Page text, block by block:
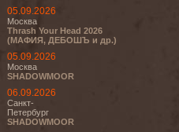
05.09.2026
Москва
Thrash Your Head 2026
(МАФИЯ, ДЕБОШЪ и др.)
05.09.2026
Москва
SHADOWMOOR
06.09.2026
Санкт-
Петербург
SHADOWMOOR